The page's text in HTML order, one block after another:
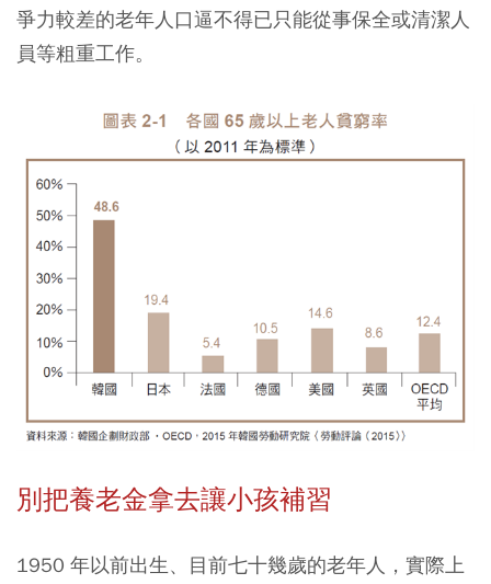
爭力較差的老年人口逼不得已只能從事保全或清潔人
員等粗重工作。
別把養老金拿去讓小孩補習
1950 年以前出生、目前七十幾歲的老年人，實際上